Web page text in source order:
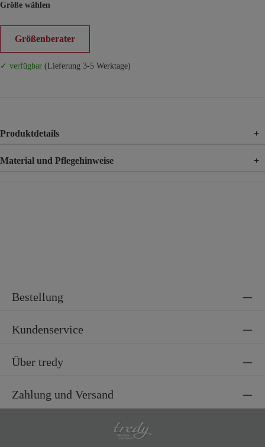
Größe wählen
Größenberater
✓ verfügbar (Lieferung 3-5 Werktage)
Produktdetails +
Material und Pflegehinweise +
Bestellung
Kundenservice
Über tredy
Zahlung und Versand